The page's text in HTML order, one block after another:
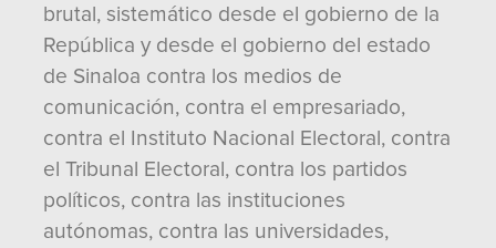
brutal, sistemático desde el gobierno de la
República y desde el gobierno del estado
de Sinaloa contra los medios de
comunicación, contra el empresariado,
contra el Instituto Nacional Electoral, contra
el Tribunal Electoral, contra los partidos
políticos, contra las instituciones
autónomas, contra las universidades,